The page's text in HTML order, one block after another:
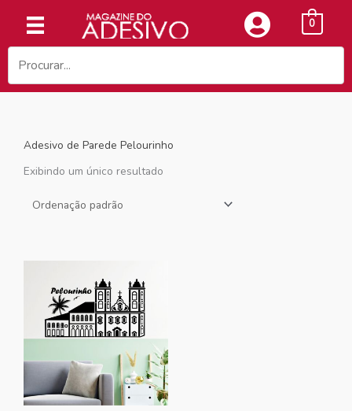
conteúdo
0
Adesivo de Parede Pelourinho
Exibindo um único resultado